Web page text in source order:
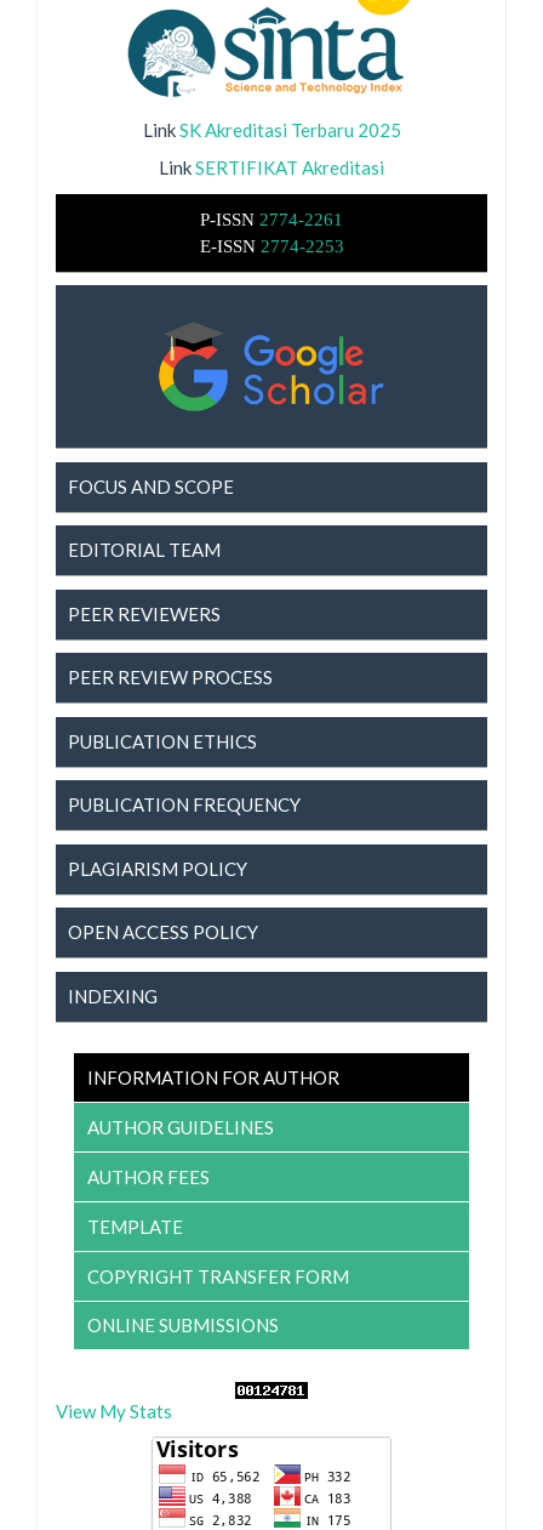
LinkSK Akreditasi Terbaru 2025
LinkSERTIFIKAT Akreditasi
P-ISSN 2774-2261
E-ISSN 2774-2253
FOCUS AND SCOPE
EDITORIAL TEAM
PEER REVIEWERS
PEER REVIEW PROCESS
PUBLICATION ETHICS
PUBLICATION FREQUENCY
PLAGIARISM POLICY
OPEN ACCESS POLICY
INDEXING
INFORMATION FOR AUTHOR
AUTHOR GUIDELINES
AUTHOR FEES
TEMPLATE
COPYRIGHT TRANSFER FORM
ONLINE SUBMISSIONS
View My Stats